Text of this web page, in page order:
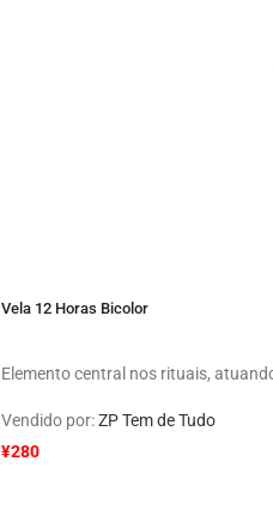
Vela 12 Horas Bicolor
Elemento central nos rituais,
Vendido por:ZP Tem de Tudo
¥280